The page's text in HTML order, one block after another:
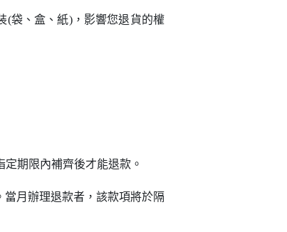
(袋、盒、紙)，影響您退貨的權
期限內補齊後才能退款。
月辦理退款者，該款項將於隔